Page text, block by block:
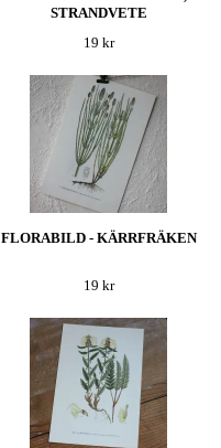
STRANDVETE
19 kr
FLORABILD - KÄRRFRÄKEN
19 kr